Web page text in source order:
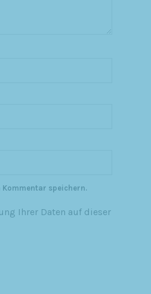
Kommentar speichern.
Ihrer Daten auf dieser